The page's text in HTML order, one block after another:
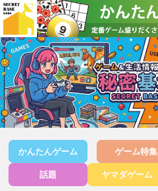
かんたんゲーム ゲーム特集
話題 ヤマダゲーム